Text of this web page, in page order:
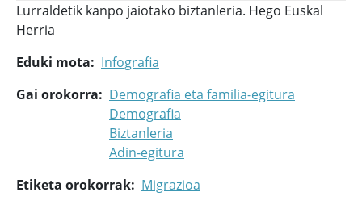
Lurraldetik kanpo jaiotako biztanleria. Hego Euskal
Herria
Eduki mota
Infografia
Gai orokorra
Demografia eta familia-egitura
Demografia
Biztanleria
Adin-egitura
Etiketa orokorrak
Migrazioa